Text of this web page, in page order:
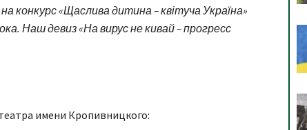
конкурс «Щаслива дитина – квітуча Україна»
Наш девиз «На вирус не кивай – прогресс
имени Кропивницкого: